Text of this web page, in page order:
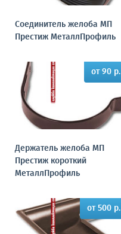
Соединитель желоба МП
Престиж МеталлПрофиль
от 90 р.
Держатель желоба МП
Престиж короткий
МеталлПрофиль
от 500 р.